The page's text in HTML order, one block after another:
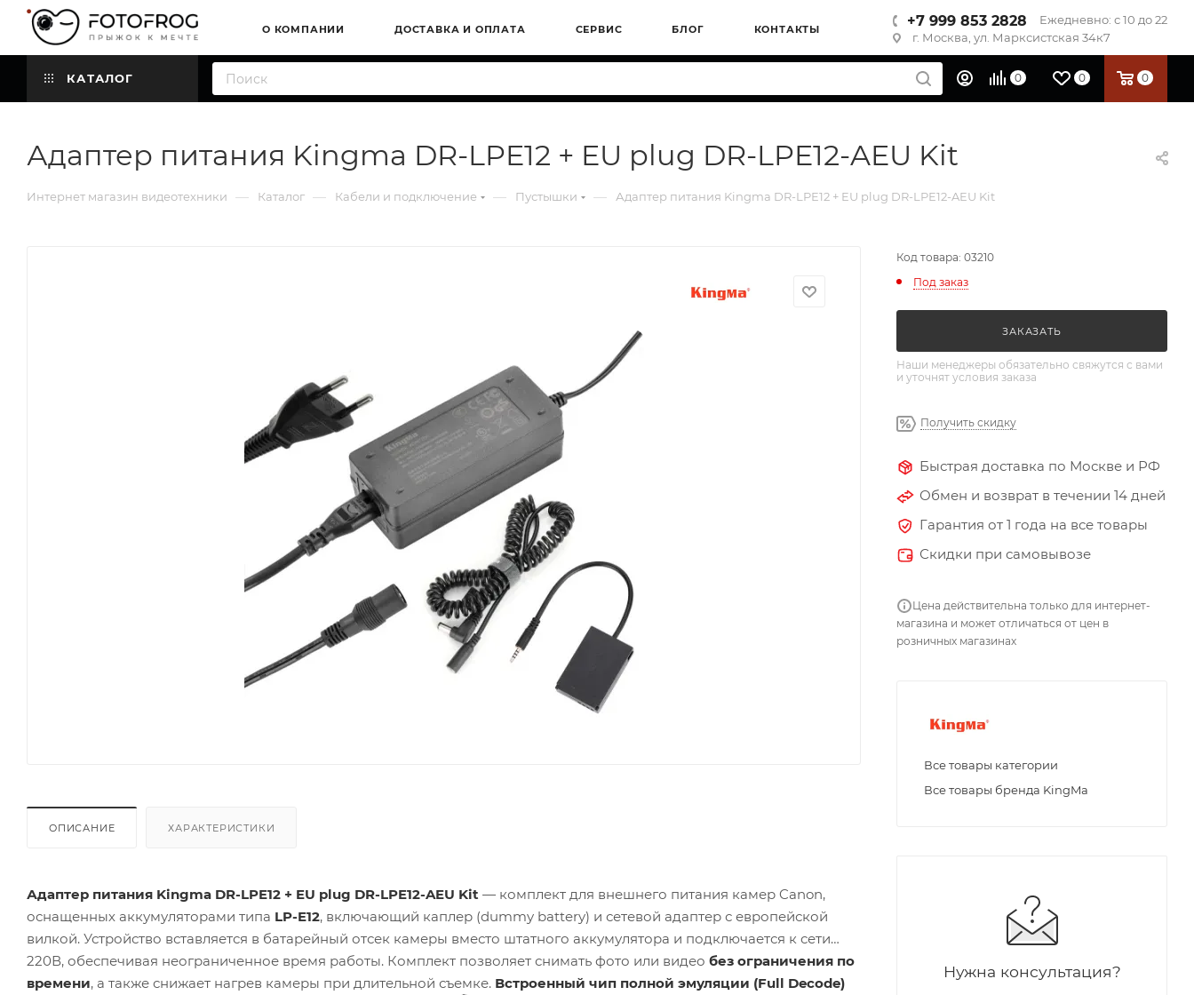
О КОМПАНИИ ДОСТАВКА И ОПЛАТА СЕРВИС БЛОГ КОНТАКТЫ
+7 999 853 2828
Ежедневно: с 10 до 22
г. Москва, ул. Марксистская 34к7
КАТАЛОГ 0 0 0
Адаптер питания Kingma DR-LPE12 + EU plug DR-LPE12-AEU Kit
Интернет магазин видеотехники — Каталог — Кабели и подключение — Пустышки — Адаптер питания Kingma DR-LPE12 + EU plug DR-LPE12-AEU Kit
ОПИСАНИЕ ХАРАКТЕРИСТИКИ
Адаптер питания Kingma DR-LPE12 + EU plug DR-LPE12-AEU Kit — комплект для внешнего питания камер Canon,
оснащенных аккумуляторами типа LP-E12, включающий каплер (dummy battery) и сетевой адаптер с европейской
вилкой. Устройство вставляется в батарейный отсек камеры вместо штатного аккумулятора и подключается к сети
220В, обеспечивая неограниченное время работы. Комплект позволяет снимать фото или видео без ограничения по
времени, а также снижает нагрев камеры при длительной съемке. Встроенный чип полной эмуляции (Full Decode)
Код товара: 03210
Под заказ
ЗАКАЗАТЬ
Наши менеджеры обязательно свяжутся с вами
и уточнят условия заказа
Получить скидку
Быстрая доставка по Москве и РФ
Обмен и возврат в течении 14 дней
Гарантия от 1 года на все товары
Скидки при самовывозе
Цена действительна только для интернет-
магазина и может отличаться от цен в
розничных магазинах
Все товары категории
Все товары бренда KingMa
Нужна консультация?